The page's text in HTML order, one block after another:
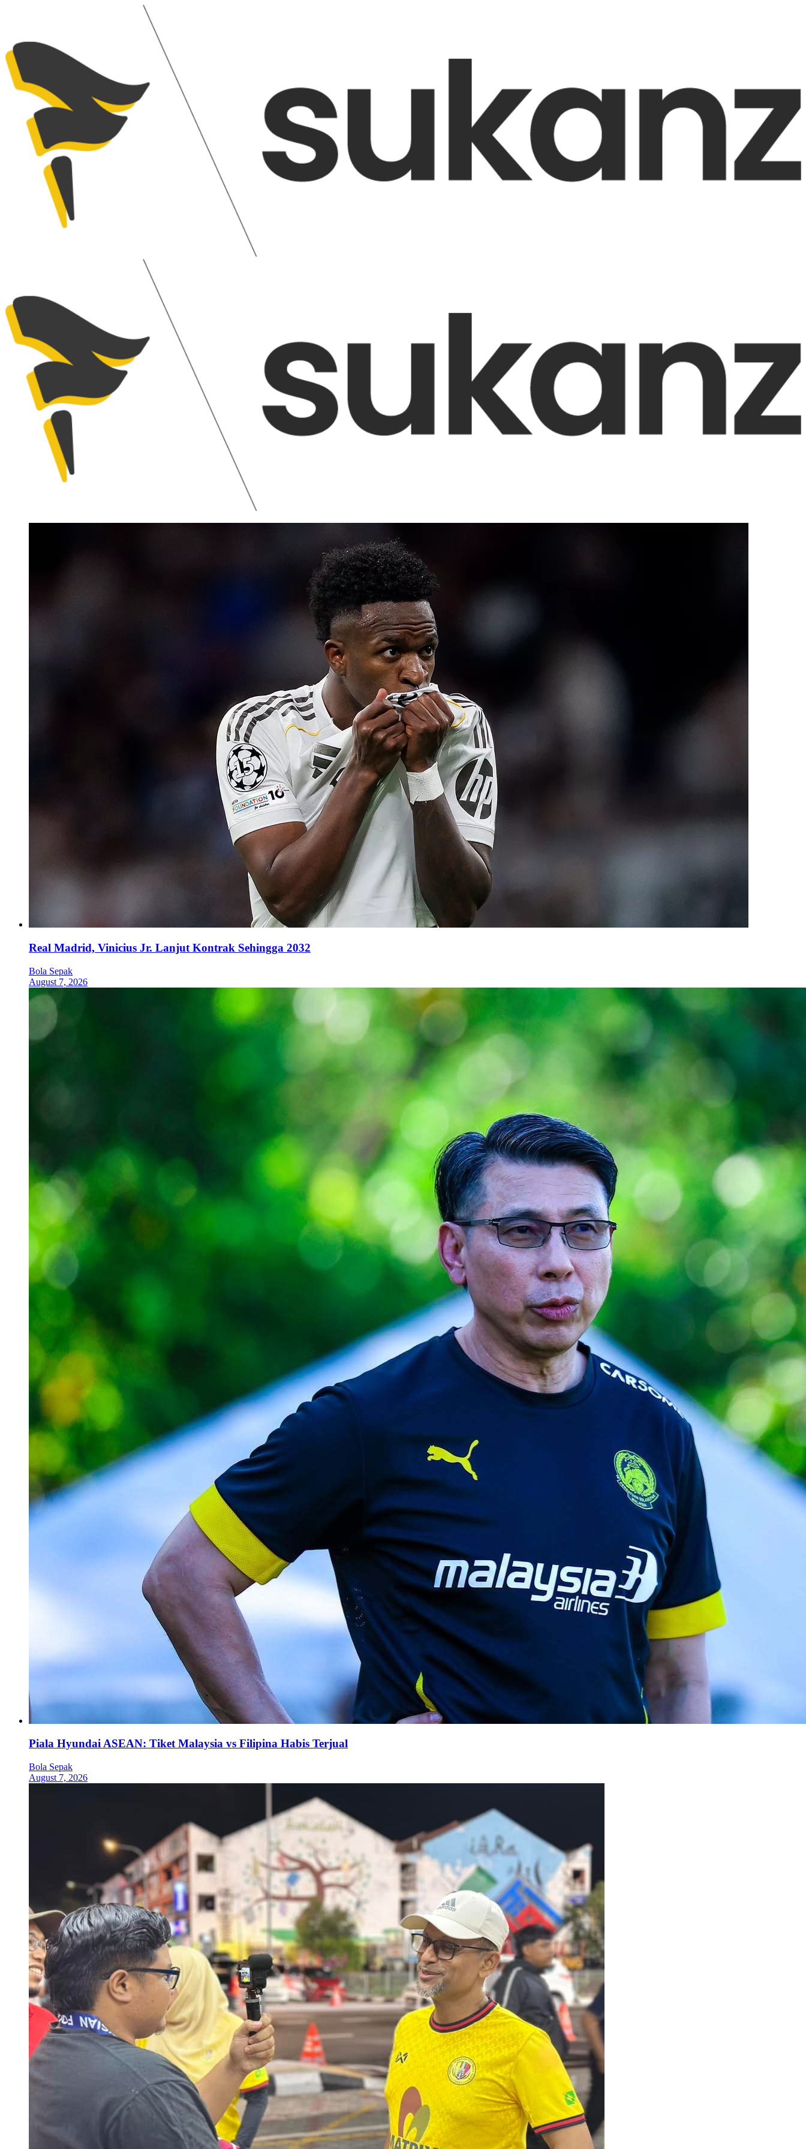
Real Madrid, Vinicius Jr. Lanjut Kontrak Sehingga 2032
Bola Sepak
August 7, 2026
Piala Hyundai ASEAN: Tiket Malaysia vs Filipina Habis Terjual
Bola Sepak
August 7, 2026